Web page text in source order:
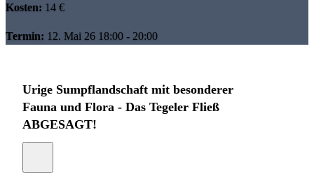
Kosten: 14 €
Termin: 12. Mai 26 18:00 - 20:00
Urige Sumpflandschaft mit besonderer
Fauna und Flora - Das Tegeler Fließ
ABGESAGT!